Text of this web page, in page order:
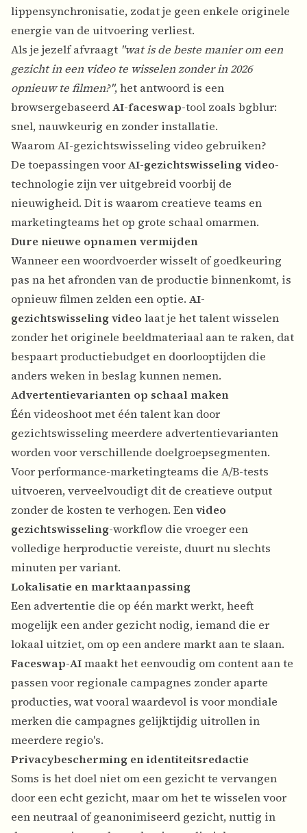
lippensynchronisatie, zodat je geen enkele originele
energie van de uitvoering verliest.
Als je jezelf afvraagt "wat is de beste manier om een
gezicht in een video te wisselen zonder in 2026
opnieuw te filmen?", het antwoord is een
browsergebaseerdAI-faceswap-tool zoals bgblur:
snel, nauwkeurig en zonder installatie.
Waarom AI-gezichtswisseling video gebruiken?
De toepassingen voorAI-gezichtswisseling video-
technologie zijn ver uitgebreid voorbij de
nieuwigheid. Dit is waarom creatieve teams en
marketingteams het op grote schaal omarmen.
Dure nieuwe opnamen vermijden
Wanneer een woordvoerder wisselt of goedkeuring
pas na het afronden van de productie binnenkomt, is
opnieuw filmen zelden een optie. AI-
gezichtswisseling video laat je het talent wisselen
zonder het originele beeldmateriaal aan te raken, dat
bespaart productiebudget en doorlooptijden die
anders weken in beslag kunnen nemen.
Advertentievarianten op schaal maken
Één videoshoot met één talent kan door
gezichtswisseling meerdere advertentievarianten
worden voor verschillende doelgroepsegmenten.
Voor performance-marketingteams die A/B-tests
uitvoeren, verveelvoudigt dit de creatieve output
zonder de kosten te verhogen. Eenvideo
gezichtswisseling-workflow die vroeger een
volledige herproductie vereiste, duurt nu slechts
minuten per variant.
Lokalisatie en marktaanpassing
Een advertentie die op één markt werkt, heeft
mogelijk een ander gezicht nodig, iemand die er
lokaal uitziet, om op een andere markt aan te slaan.
Faceswap-AImaakt het eenvoudig om content aan te
passen voor regionale campagnes zonder aparte
producties, wat vooral waardevol is voor mondiale
merken die campagnes gelijktijdig uitrollen in
meerdere regio's.
Privacybescherming en identiteitsredactie
Soms is het doel niet om een gezicht te vervangen
door een echt gezicht, maar om het te wisselen voor
een neutraal of geanonimiseerd gezicht, nuttig in